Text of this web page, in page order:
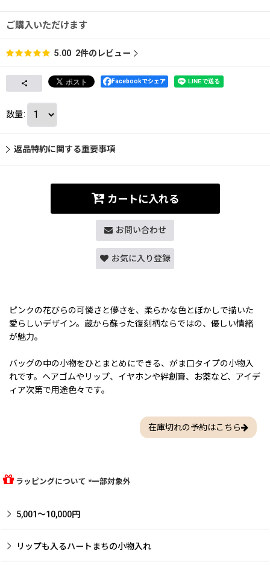
ご購入いただけます
5.00 2件のレビュー
Facebookでシェア
数量:
返品特約に関する重要事項
カートに入れる
お問い合わせ
お気に入り登録
ピンクの花びらの可憐さと儚さを、柔らかな色とぼかしで描いた
愛らしいデザイン。蔵から蘇った復刻柄ならではの、優しい情緒
が魅力。
バッグの中の小物をひとまとめにできる、がま口タイプの小物入
れです。ヘアゴムやリップ、イヤホンや絆創膏、お薬など、アイデ
ィア次第で用途色々です。
在庫切れの予約はこちら
ラッピングについて *一部対象外
5,001〜10,000円
リップも入るハートまちの小物入れ